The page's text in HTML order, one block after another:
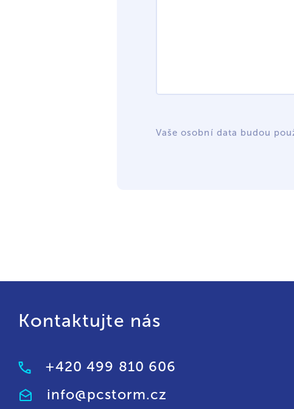
Vaše osobní data budou
Kontaktujte nás
+420 499 810 606
info@pcstorm.cz